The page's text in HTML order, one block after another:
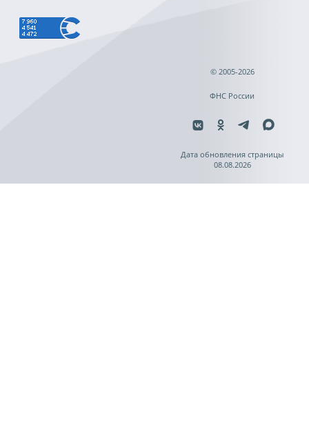
© 2005-2026
ФНС России
Дата обновления страницы
08.08.2026